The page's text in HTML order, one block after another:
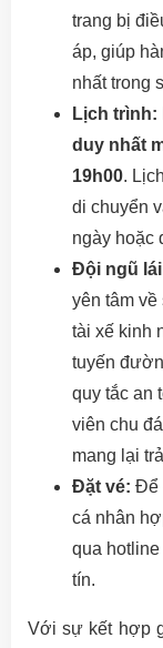
trang bị
áp, giúp
nhất trong
Lịch trình:
duy nhất
19h00.
di chuyển
ngày hoặc
Đội ngũ
yên tâm
tài xế kinh
tuyến
quy tắc an
viên chu
mang lại
Đặt vé: Để
cá nhân
qua
tín.
Với sự kết hợp